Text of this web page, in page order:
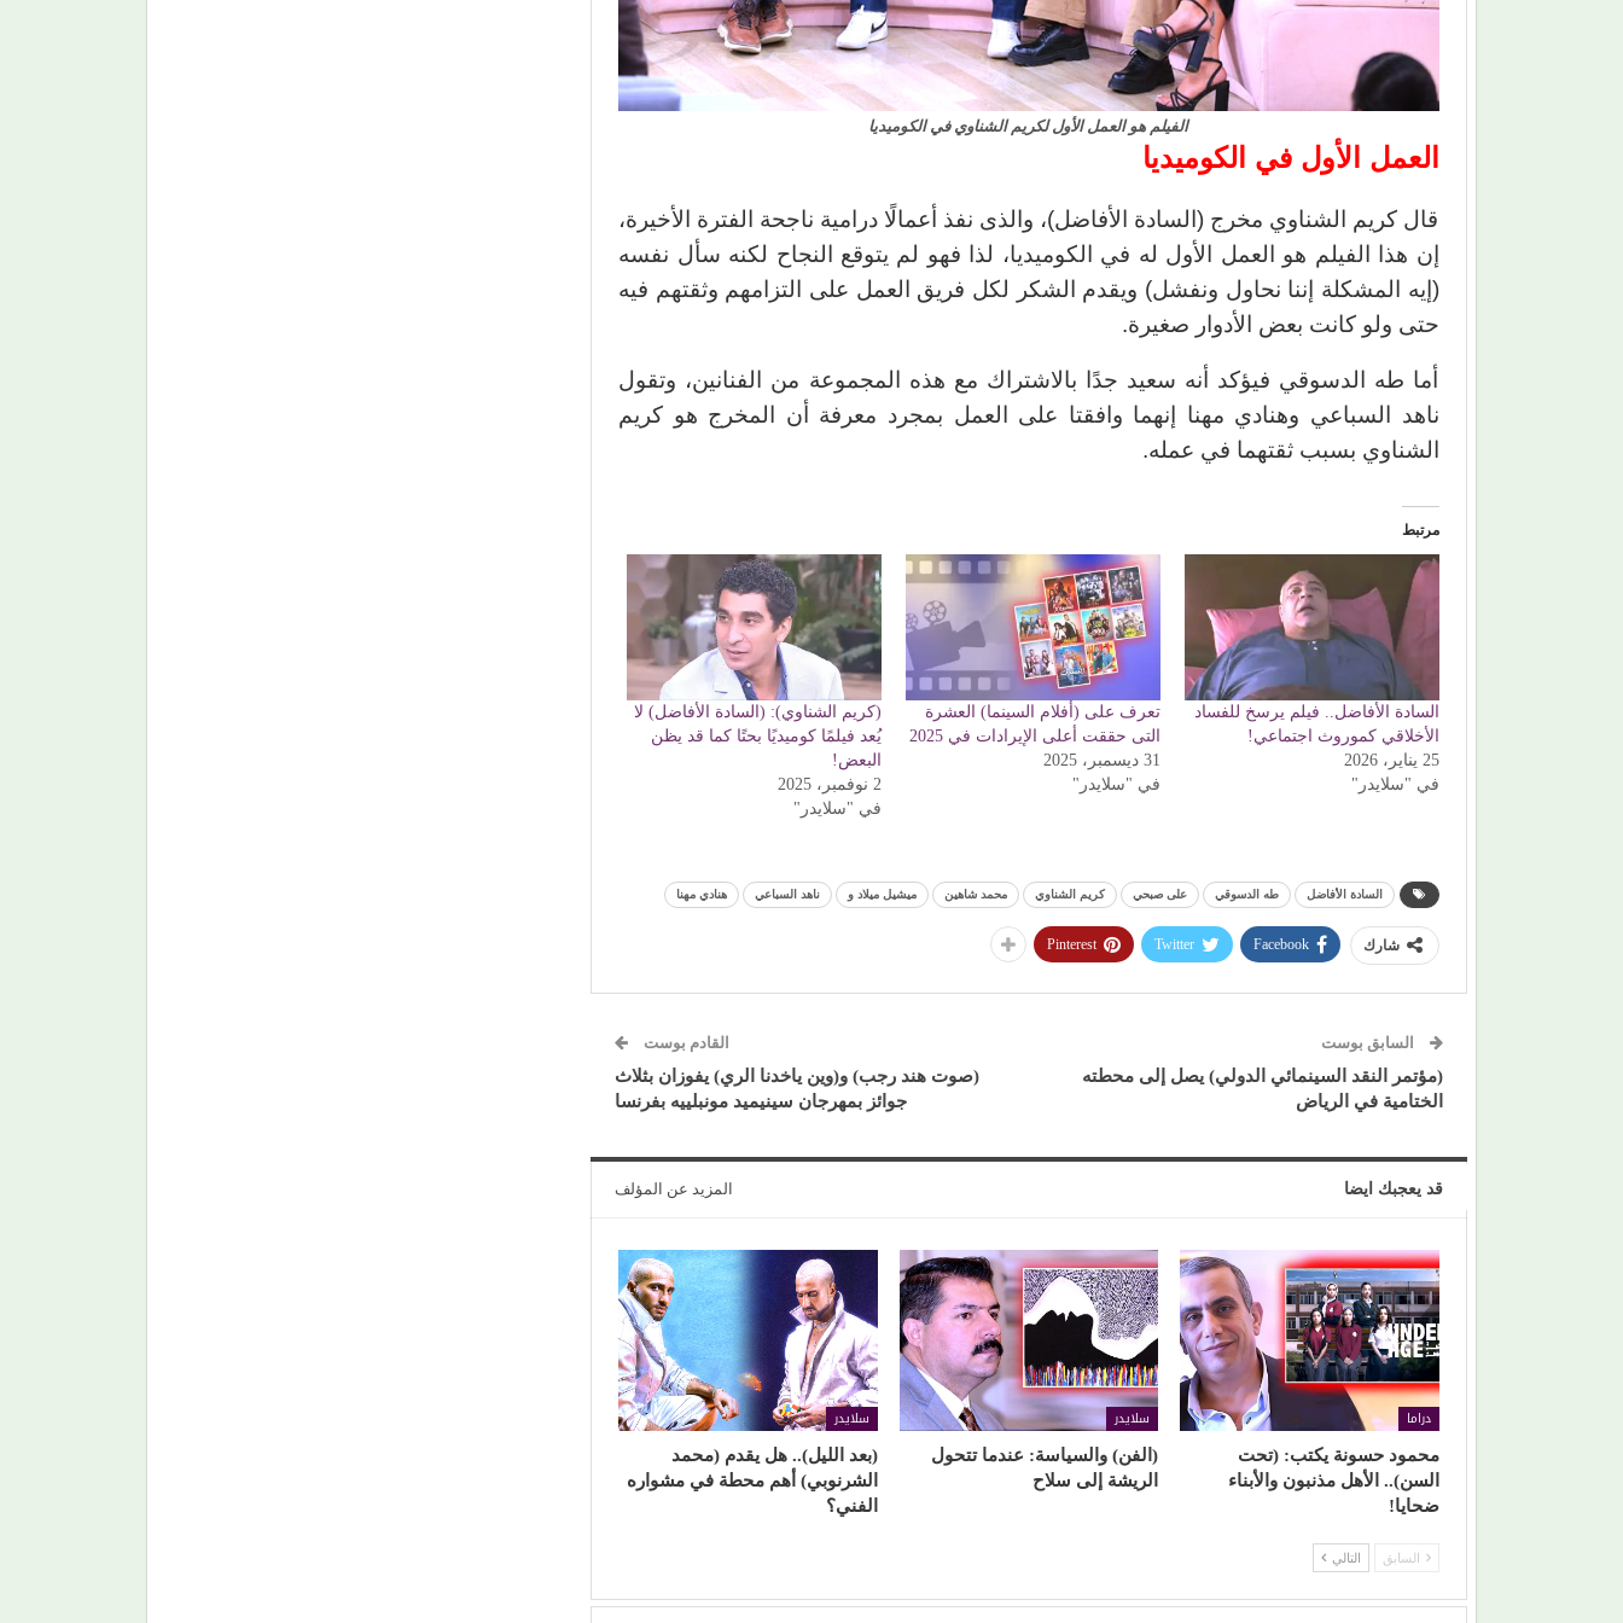
الفيلم هو العمل الأول لكريم الشناوي في الكوميديا
العمل الأول في الكوميديا
قال كريم الشناوي مخرج (السادة الأفاضل)، والذى نفذ أعمالًا درامية ناجحة الفترة الأخيرة،
إن هذا الفيلم هو العمل الأول له في الكوميديا، لذا فهو لم يتوقع النجاح لكنه سأل نفسه
(إيه المشكلة إننا نحاول ونفشل) ويقدم الشكر لكل فريق العمل على التزامهم وثقتهم فيه
حتى ولو كانت بعض الأدوار صغيرة.
أما طه الدسوقي فيؤكد أنه سعيد جدًا بالاشتراك مع هذه المجموعة من الفنانين، وتقول
ناهد السباعي وهنادي مهنا إنهما وافقتا على العمل بمجرد معرفة أن المخرج هو كريم
الشناوي بسبب ثقتهما في عمله.
مرتبط
السادة الأفاضل.. فيلم يرسخ للفساد
الأخلاقي كموروث اجتماعي!
25 يناير، 2026
في "سلايدر"
تعرف على (أفلام السينما) العشرة
التى حققت أعلى الإيرادات في 2025
31 ديسمبر، 2025
في "سلايدر"
(كريم الشناوي): (السادة الأفاضل) لا
يُعد فيلمًا كوميديًا بحتًا كما قد يظن
البعض!
2 نوفمبر، 2025
في "سلايدر"
السادة الأفاضل طه الدسوقي على صبحي كريم الشناوي محمد شاهين ميشيل ميلاد و ناهد السباعي هنادي مهنا
شارك Facebook
Twitter
Pinterest
السابق بوست
(مؤتمر النقد السينمائي الدولي) يصل إلى محطته
الختامية في الرياض
القادم بوست
(صوت هند رجب) و(وين ياخدنا الري) يفوزان بثلاث
جوائز بمهرجان سينيميد مونبلييه بفرنسا
قد يعجبك ايضا المزيد عن المؤلف
دراما
محمود حسونة يكتب: (تحت
السن).. الأهل مذنبون والأبناء
ضحايا!
سلايدر
(الفن) والسياسة: عندما تتحول
الريشة إلى سلاح
سلايدر
(بعد الليل).. هل يقدم (محمد
الشرنوبي) أهم محطة في مشواره
الفني؟
السابق التالي